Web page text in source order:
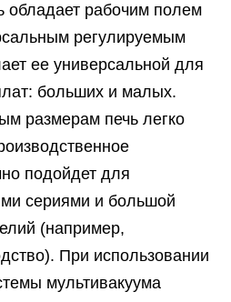
обладает рабочим полем
регулируемым
ее универсальной для
больших и малых.
размерам печь легко
подойдет для
сериями и большой
(например,
При использовании
мультивакуума